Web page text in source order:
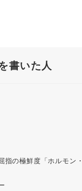
書いた人
指の極鮮度「ホルモン